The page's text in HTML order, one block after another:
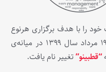
از سال ۱۳۹۶ فعالیت خود را با هدف برگزاری هرنوع
ارزیابی آغاز نمود و از تاریخ شنبه ۱۹ مرداد سال ۱۳۹۹ در میانه‌ی
“قطبینو”تغییر نام یافت.